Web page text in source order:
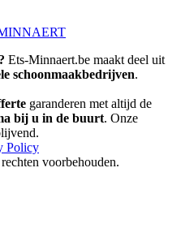
Ets-Minnaert.be maakt deel uit
schoonmaakbedrijven.
garanderen met altijd de
bij u in de buurt. Onze
Policy
voorbehouden.